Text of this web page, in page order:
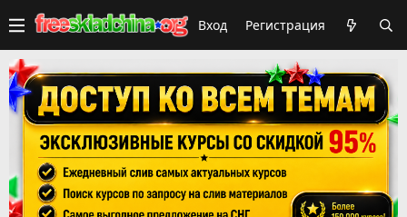
Вход Регистрация